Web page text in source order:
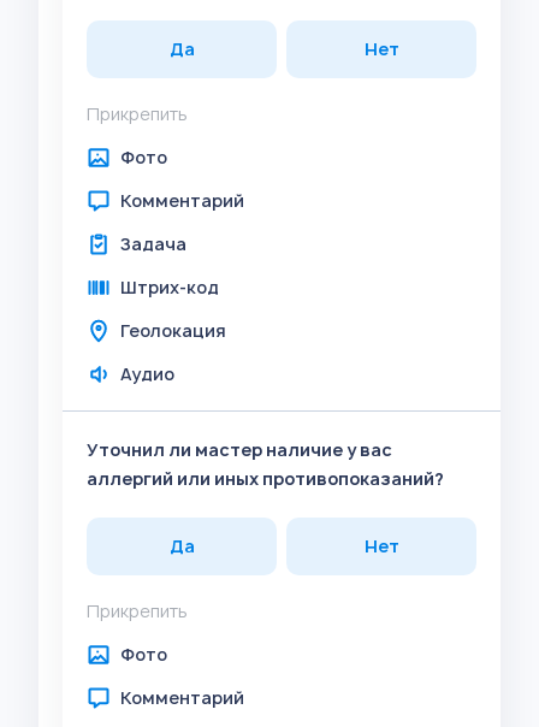
Да Нет
Прикрепить
Фото
Комментарий
Задача
Штрих-код
Геолокация
Аудио
Уточнил ли мастер наличие у вас
аллергий или иных противопоказаний?
Да Нет
Прикрепить
Фото
Комментарий